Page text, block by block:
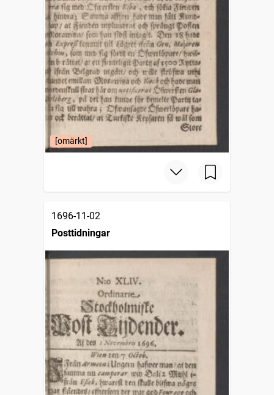
[omärkt]
1696-11-02
Posttidningar